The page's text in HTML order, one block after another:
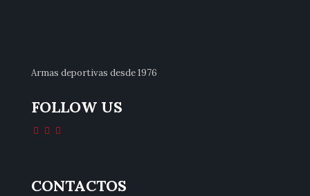
Armas deportivas desde 1976
FOLLOW US
CONTACTOS